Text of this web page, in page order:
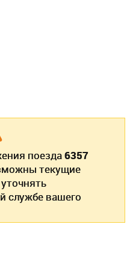
поезда6357
текущие
службе вашего